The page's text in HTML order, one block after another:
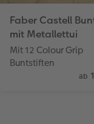
Faber Castell
mit Metallettui
Mit 12 Colour Grip
Buntstiften
ab